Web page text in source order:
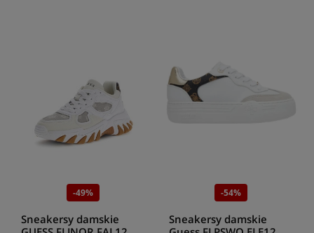
-49%
Sneakersy damskie
-54%
Sneakersy damskie